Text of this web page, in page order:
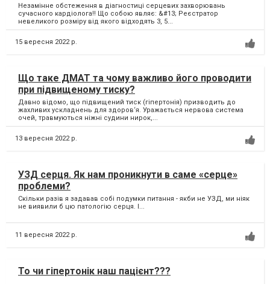
Незамінне обстеження в діагностиці серцевих захворювань
сучасного кардіолога!! Що собою являє: &#13; Реєстратор
невеликого розміру від якого відходять 3, 5...
15 вересня 2022 р.
Що таке ДМАТ та чому важливо його проводити
при підвищеному тиску?
Давно відомо, що підвищений тиск (гіпертонія) призводить до
жахливих ускладнень для здоров‘я. Уражається нервова система
очей, травмуються ніжні судини нирок,...
13 вересня 2022 р.
УЗД серця. Як нам проникнути в саме «серце»
проблеми?
Скільки разів я задавав собі подумки питання - якби не УЗД, ми ніяк
не виявили б цю патологію серця. І...
11 вересня 2022 р.
То чи гіпертонік наш пацієнт???